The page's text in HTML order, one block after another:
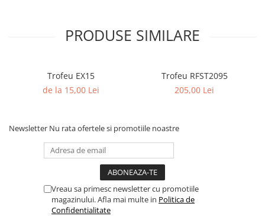
PRODUSE SIMILARE
Trofeu EX15
de la 15,00 Lei
Trofeu RFST2095
205,00 Lei
Newsletter Nu rata ofertele si promotiile noastre
Vreau sa primesc newsletter cu promotiile
magazinului. Afla mai multe in Politica de
Confidentialitate